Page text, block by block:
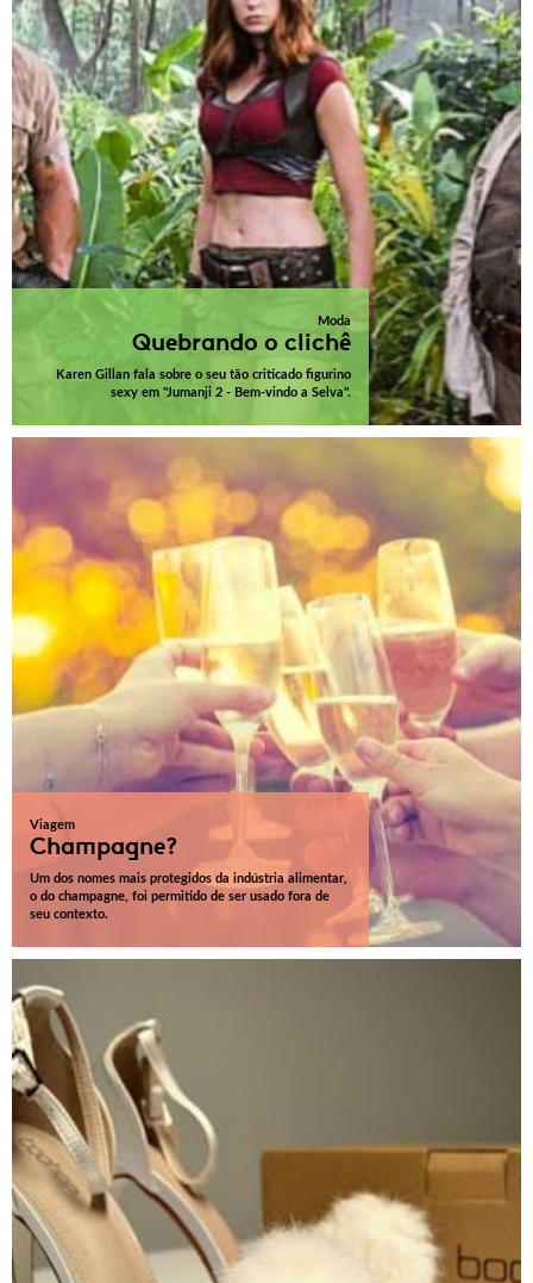
Moda
Quebrando o clichê
Karen Gillan fala sobre o seu tão criticado figurino
sexy em "Jumanji 2 - Bem-vindo a Selva".
Viagem
Champagne?
Um dos nomes mais protegidos da indústria alimentar,
o do champagne, foi permitido de ser usado fora de
seu contexto.